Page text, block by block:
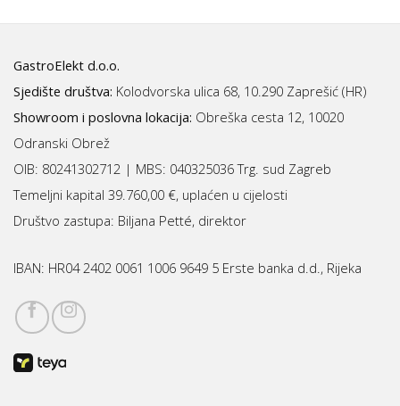
GastroElekt d.o.o.
Sjedište društva: Kolodvorska ulica 68, 10.290 Zaprešić (HR)
Showroom i poslovna lokacija: Obreška cesta 12, 10020
Odranski Obrež
OIB: 80241302712 | MBS: 040325036 Trg. sud Zagreb
Temeljni kapital 39.760,00 €, uplaćen u cijelosti
Društvo zastupa: Biljana Petté, direktor
IBAN: HR04 2402 0061 1006 9649 5 Erste banka d.d., Rijeka